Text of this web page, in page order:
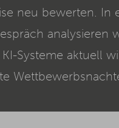
neu bewerten. In
analysieren
KI-Systeme aktuell